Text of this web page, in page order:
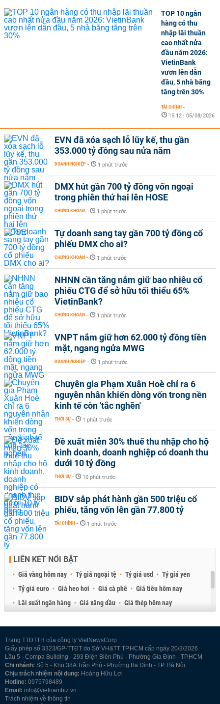
TOP 10 ngân
hàng có thu
nhập lãi thuần
cao nhất nửa
đầu năm 2026:
VietinBank
vươn lên dẫn
đầu, 5 nhà băng
tăng trên 30%
TÀI CHÍNH -
15:12 | 05/08/2026
EVN đã xóa sạch lỗ lũy kế, thu gần
353.000 tỷ đồng sau nửa năm
DOANH NGHIỆP - 1 phút trước
DMX hút gần 700 tỷ đồng vốn ngoại
trong phiên thứ hai lên HOSE
CHỨNG KHOÁN - 1 phút trước
Tự doanh sang tay gần 700 tỷ đồng cổ
phiếu DMX cho ai?
CHỨNG KHOÁN - 1 phút trước
NHNN cần tăng nắm giữ bao nhiêu cổ
phiếu CTG để sở hữu tối thiểu 65%
VietinBank?
CHỨNG KHOÁN - 1 phút trước
VNPT nắm giữ hơn 62.000 tỷ đồng tiền
mặt, ngang ngửa MWG
DOANH NGHIỆP - 1 phút trước
Chuyên gia Phạm Xuân Hoè chỉ ra 6
nguyên nhân khiến dòng vốn trong nền
kinh tế còn 'tắc nghẽn'
THỜI SỰ - 1 phút trước
Đề xuất miễn 30% thuế thu nhập cho hộ
kinh doanh, doanh nghiệp có doanh thu
dưới 10 tỷ đồng
THỜI SỰ - 10 phút trước
BIDV sắp phát hành gần 500 triệu cổ
phiếu, tăng vốn lên gần 77.800 tỷ
TÀI CHÍNH - 1 phút trước
LIÊN KẾT NỔI BẬT
Giá vàng hôm nay Tỷ giá ngoại tệ Tỷ giá usd
Tỷ giá yen
Tỷ giá euro
Giá heo hơi Giá cà phê
Giá tiêu hôm nay
Lãi suất ngân hàng
Giá xăng dầu
Giá thép hôm nay
Trang TTĐTTH của công ty VietNewsCorp
Giấy phép số 3323/GP-TTĐT do Sở VH&TT TP.HCM cấp ngày 20/3/2026
Lầu 5 - Compa Building - 293 Điện Biên Phủ - Phường Gia Định - TP.HCM
Chi nhánh: Số 5 - Khu 38A Trần Phú - Phường Ba Đình - TP. Hà Nội
Chịu trách nhiệm nội dung: Hoàng Hữu Lợi
Hotline: 0975798489
Email: info@vietnambiz.vn
Trách nhiệm về thông tin